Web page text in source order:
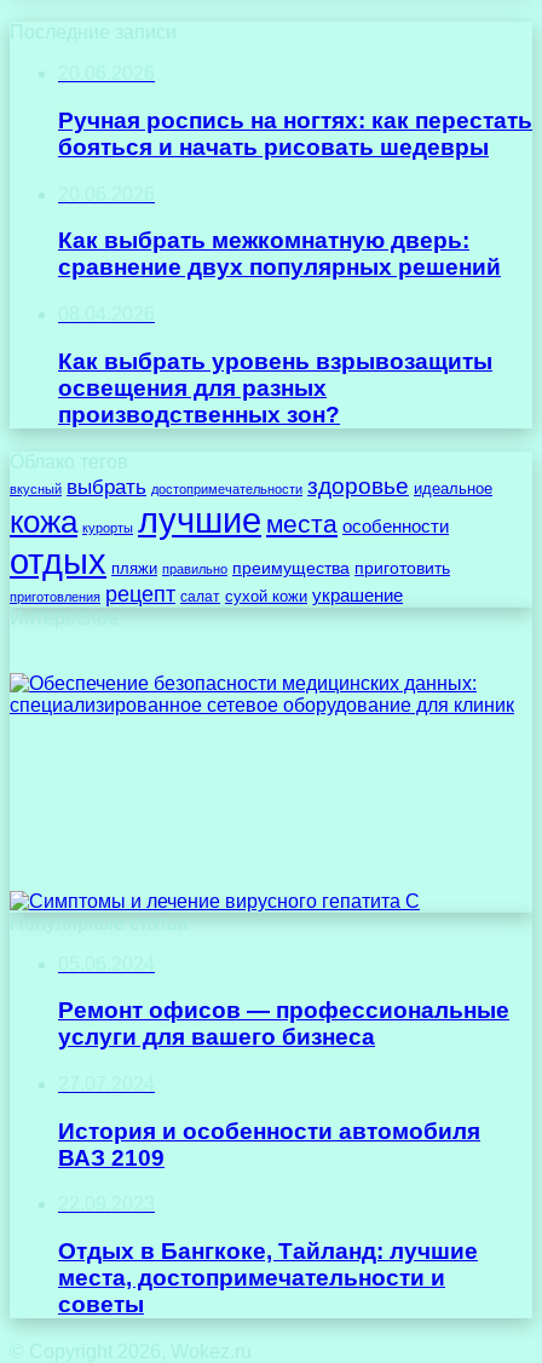
Последние записи
Ручная роспись на ногтях: как перестать
бояться и начать рисовать шедевры
Как выбрать межкомнатную дверь:
сравнение двух популярных решений
Как выбрать уровень взрывозащиты
освещения для разных
производственных зон?
Облако тегов
вкусный выбрать достопримечательности здоровье идеальное
кожа курорты лучшие места особенности
отдых пляжи правильно преимущества приготовить
приготовления рецепт салат сухой кожи украшение
Ремонт офисов — профессиональные
услуги для вашего бизнеса
История и особенности автомобиля
ВАЗ 2109
Отдых в Бангкоке, Тайланд: лучшие
места, достопримечательности и
советы
© Copyright 2026, Wokez.ru